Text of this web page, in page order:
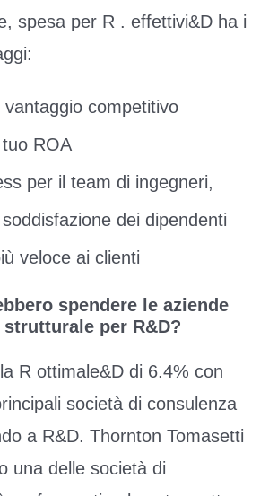
spesa per R . effettivi&D ha i
vantaggio competitivo
ROA
per il team di ingegneri,
dei dipendenti
veloce ai clienti
spendere le aziende
per R&D?
R ottimale&D di 6.4% con
società di consulenza
a R&D. Thornton Tomasetti
una delle società di